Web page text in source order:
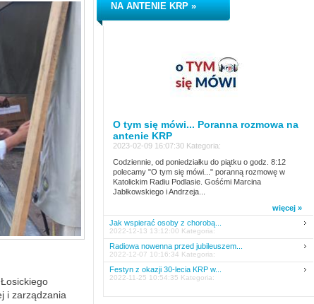
i zarządzania
NA ANTENIE KRP »
O tym się mówi... Poranna rozmowa na
antenie KRP
2023-02-09 16:07:30 Kategoria:
Codziennie, od poniedziałku do piątku o godz. 8:12
polecamy "O tym się mówi..." poranną rozmowę w
Katolickim Radiu Podlasie. Gośćmi Marcina
Jabłkowskiego i Andrzeja...
więcej »
Jak wspierać osoby z chorobą...
2022-12-13 13:12:00 Kategoria:
Radiowa nowenna przed jubileuszem...
2022-12-07 10:16:34 Kategoria:
Festyn z okazji 30-lecia KRP w...
2022-11-25 10:54:35 Kategoria: